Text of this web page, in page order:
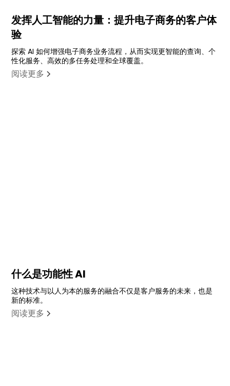
发挥人工智能的力量：提升电子商务的客户体
验
探索 AI 如何增强电子商务业务流程，从而实现更智能的查询、个
性化服务、高效的多任务处理和全球覆盖。
阅读更多
什么是功能性 AI
这种技术与以人为本的服务的融合不仅是客户服务的未来，也是
新的标准。
阅读更多